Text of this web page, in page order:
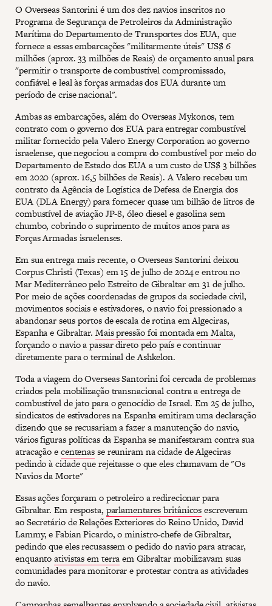
O Overseas Santorini é um dos dez navios inscritos no
Programa de Segurança de Petroleiros da Administração
Marítima do Departamento de Transportes dos EUA, que
fornece a essas embarcações "militarmente úteis" US$ 6
milhões (aprox. 33 milhões de Reais) de orçamento anual para
"permitir o transporte de combustível compromissado,
confiável e leal às forças armadas dos EUA durante um
período de crise nacional".
Ambas as embarcações, além do Overseas Mykonos, tem
contrato com o governo dos EUA para entregar combustível
militar fornecido pela Valero Energy Corporation ao governo
israelense, que negociou a compra do combustível por meio do
Departamento de Estado dos EUA a um custo de US$ 3 bilhões
em 2020 (aprox. 16,5 bilhões de Reais). A Valero recebeu um
contrato da Agência de Logística de Defesa de Energia dos
EUA (DLA Energy) para fornecer quase um bilhão de litros de
combustível de aviação JP-8, óleo diesel e gasolina sem
chumbo, cobrindo o suprimento de muitos anos para as
Forças Armadas israelenses.
Em sua entrega mais recente, o Overseas Santorini deixou
Corpus Christi (Texas) em 15 de julho de 2024 e entrou no
Mar Mediterrâneo pelo Estreito de Gibraltar em 31 de julho.
Por meio de ações coordenadas de grupos da sociedade civil,
movimentos sociais e estivadores, o navio foi pressionado a
abandonar seus portos de escala de rotina em Algeciras,
Espanha e Gibraltar. Mais pressão foi montada em Malta,
forçando o navio a passar direto pelo país e continuar
diretamente para o terminal de Ashkelon.
Toda a viagem do Overseas Santorini foi cercada de problemas
criados pela mobilização transnacional contra a entrega de
combustível de jato para o genocídio de Israel. Em 25 de julho,
sindicatos de estivadores na Espanha emitiram uma declaração
dizendo que se recusariam a fazer a manutenção do navio,
vários figuras políticas da Espanha se manifestaram contra sua
atracação ecentenasse reuniram na cidade de Algeciras
pedindo à cidade que rejeitasse o que eles chamavam de "Os
Navios da Morte"
Essas ações forçaram o petroleiro a redirecionar para
Gibraltar. Em resposta, parlamentares britânicosescreveram
ao Secretário de Relações Exteriores do Reino Unido, David
Lammy, e Fabian Picardo, o ministro-chefe de Gibraltar,
pedindo que eles recusassem o pedido do navio para atracar,
enquantoativistas em terraem Gibraltar mobilizavam suas
comunidades para monitorar e protestar contra as atividades
do navio.